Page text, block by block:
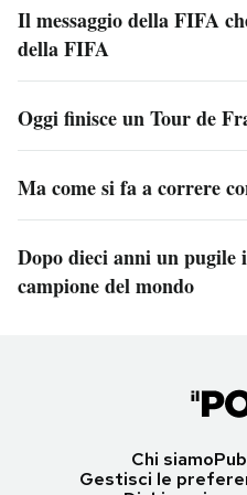
Il messaggio della FIFA
della FIFA
Oggi finisce un Tour de
Ma come si fa a correre
Dopo dieci anni un pugile
campione del mondo
Chi siamo
Gestisci le